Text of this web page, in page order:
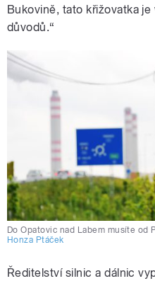
Bukovině, tato křižovatka
důvodů.“
Do Opatovic nad Labem musíte od
Honza Ptáček
Ředitelství silnic a dálnic